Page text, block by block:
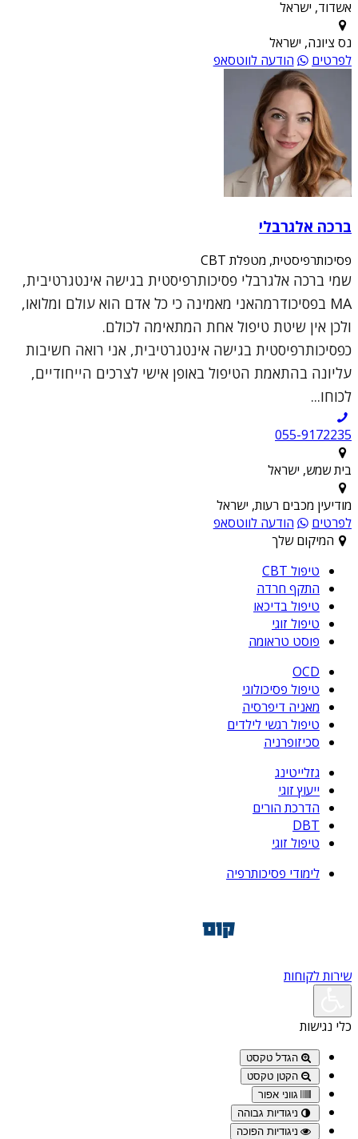
אשדוד, ישראל
נס ציונה, ישראל
לפרטים
הודעה לווטסאפ
ברכה אלגרבלי
פסיכותרפיסטית, מטפלת CBT
שמי ברכה אלגרבלי פסיכותרפיסטית בגישה אינטגרטיבית,
MA בפסיכודרמהאני מאמינה כי כל אדם הוא עולם ומלואו,
ולכן אין שיטת טיפול אחת המתאימה לכולם.
כפסיכותרפיסטית בגישה אינטגרטיבית, אני רואה חשיבות
עליונה בהתאמת הטיפול באופן אישי לצרכים הייחודיים,
לכוחו...
055-9172235
בית שמש, ישראל
מודיעין מכבים רעות, ישראל
לפרטים
הודעה לווטסאפ
המיקום שלך
טיפול CBT
התקף חרדה
טיפול בדיכאו
טיפול זוגי
פוסט טראומה
OCD
טיפול פסיכולוגי
מאניה דיפרסיה
טיפול רגשי לילדים
סכיזופרניה
גזלייטינג
ייעוץ זוגי
הדרכת הורים
DBT
טיפול זוגי
לימודי פסיכותרפיה
שירות לקוחות
כלי נגישות
הגדל טקסט
הקטן טקסט
גווני אפור
ניגודיות גבוהה
ניגודיות הפוכה